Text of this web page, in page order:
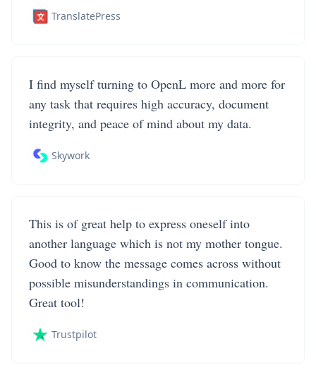
TranslatePress
I find myself turning to OpenL more and more for
any task that requires high accuracy, document
integrity, and peace of mind about my data.
Skywork
This is of great help to express oneself into
another language which is not my mother tongue.
Good to know the message comes across without
possible misunderstandings in communication.
Great tool!
Trustpilot